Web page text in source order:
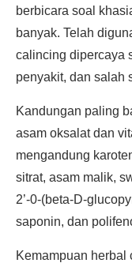
berbicara soal
banyak. Telah
calincing dipercaya
penyakit, dan salah
Kandungan paling
asam oksalat dan
mengandung
sitrat, asam malik,
2’-0-(beta-D-
saponin, dan
Kemampuan